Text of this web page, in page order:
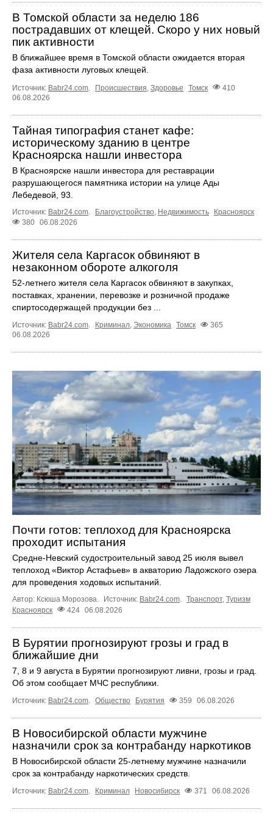
В Томской области за неделю 186
пострадавших от клещей. Скоро у них новый
пик активности
В ближайшее время в Томской области ожидается вторая
фаза активности луговых клещей.
Источник: Babr24.com Происшествия Здоровье Томск
410
06.08.2026
Тайная типография станет кафе:
историческому зданию в центре
Красноярска нашли инвестора
В Красноярске нашли инвестора для реставрации
разрушающегося памятника истории на улице Ады
Лебедевой, 93.
Источник: Babr24.com Благоустройство Недвижимость
Красноярск
380 06.08.2026
Жителя села Каргасок обвиняют в
незаконном обороте алкоголя
52-летнего жителя села Каргасок обвиняют в закупках,
поставках, хранении, перевозке и розничной продаже
спиртосодержащей продукции без ...
Источник: Babr24.com Криминал Экономика Томск
365
06.08.2026
Почти готов: теплоход для Красноярска
проходит испытания
Средне-Невский судостроительный завод 25 июля вывел
теплоход «Виктор Астафьев» в акваторию Ладожского озера
для проведения ходовых испытаний.
Автор: Ксюша Морозова. Источник: Babr24.com. Транспорт, Туризм
Красноярск
424 06.08.2026
В Бурятии прогнозируют грозы и град в
ближайшие дни
7, 8 и 9 августа в Бурятии прогнозируют ливни, грозы и град.
Об этом сообщает МЧС республики.
Источник: Babr24.com Общество Бурятия 359 06.08.2026
В Новосибирской области мужчине
назначили срок за контрабанду наркотиков
В Новосибирской области 25-летнему мужчине назначили
срок за контрабанду наркотических средств.
Источник: Babr24.com Криминал Новосибирск 371 06.08.2026